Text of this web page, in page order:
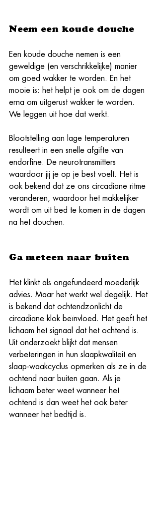
Neem een koude douche
Een koude douche nemen is een
geweldige (en verschrikkelijke) manier
om goed wakker te worden. En het
mooie is: het helpt je ook om de dagen
erna om uitgerust wakker te worden.
We leggen uit hoe dat werkt.
Blootstelling aan lage temperaturen
resulteert in een snelle afgifte van
endorfine. De neurotransmitters
waardoor jij je op je best voelt. Het is
ook bekend dat ze ons circadiane ritme
veranderen, waardoor het makkelijker
wordt om uit bed te komen in de dagen
na het douchen.
Ga meteen naar buiten
Het klinkt als ongefundeerd moederlijk
advies. Maar het werkt wel degelijk. Het
is bekend dat ochtendzonlicht de
circadiane klok beïnvloed. Het geeft het
lichaam het signaal dat het ochtend is.
Uit onderzoekt blijkt dat mensen
verbeteringen in hun slaapkwaliteit en
slaap-waakcyclus opmerken als ze in de
ochtend naar buiten gaan. Als je
lichaam beter weet wanneer het
ochtend is dan weet het ook beter
wanneer het bedtijd is.